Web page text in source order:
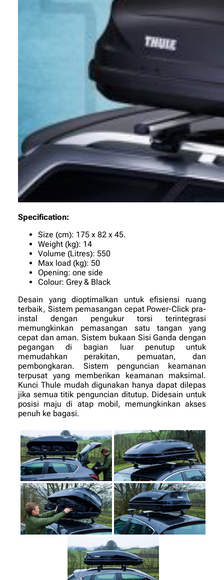
Specification:
Size (cm): 175 x 82 x 45.
Weight (kg): 14
Volume (Litres): 550
Max load (kg): 50
Opening: one side
Colour: Grey & Black
Desain yang dioptimalkan untuk efisiensi ruang
terbaik, Sistem pemasangan cepat Power-Click pra-
instal dengan pengukur torsi terintegrasi
memungkinkan pemasangan satu tangan yang
cepat dan aman. Sistem bukaan Sisi Ganda dengan
pegangan di bagian luar penutup untuk
memudahkan perakitan, pemuatan, dan
pembongkaran. Sistem penguncian keamanan
terpusat yang memberikan keamanan maksimal.
Kunci Thule mudah digunakan hanya dapat dilepas
jika semua titik penguncian ditutup. Didesain untuk
posisi maju di atap mobil, memungkinkan akses
penuh ke bagasi.